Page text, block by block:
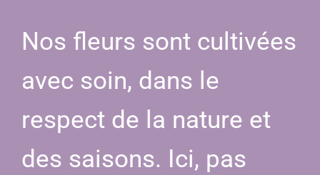
Nos fleurs sont cultivées
avec soin, dans le
respect de la nature et
des saisons. Ici, pas